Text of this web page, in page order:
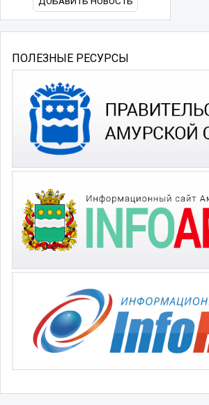
ПОЛЕЗНЫЕ РЕСУРСЫ